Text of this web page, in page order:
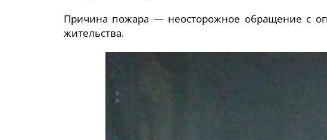
Причина пожара — неосторожное обращение с
жительства.